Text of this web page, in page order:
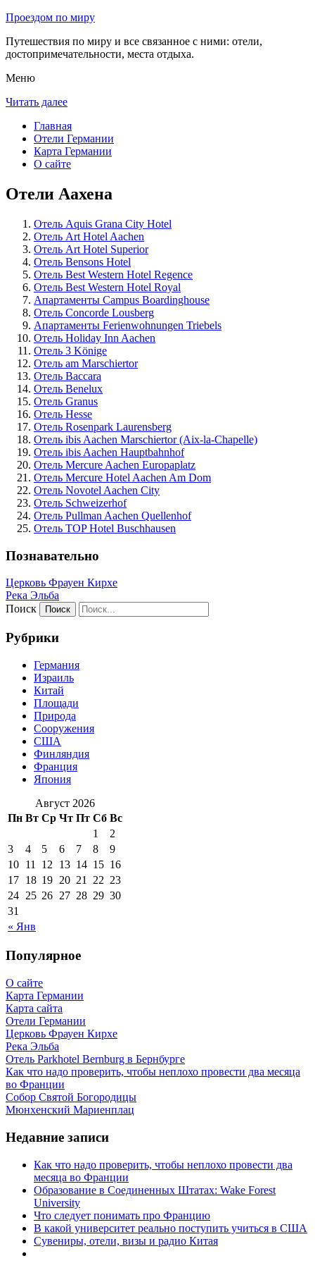
Проездом по миру
Путешествия по миру и все связанное с ними: отели,
достопримечательности, места отдыха.
Меню
Читать далее
Главная
Отели Германии
Карта Германии
О сайте
Отели Аахена
Отель Aquis Grana City Hotel
Отель Art Hotel Aachen
Отель Art Hotel Superior
Отель Bensons Hotel
Отель Best Western Hotel Regence
Отель Best Western Hotel Royal
Апартаменты Campus Boardinghouse
Отель Concorde Lousberg
Апартаменты Ferienwohnungen Triebels
Отель Holiday Inn Aachen
Отель 3 Könige
Отель am Marschiertor
Отель Baccara
Отель Benelux
Отель Granus
Отель Hesse
Отель Rosenpark Laurensberg
Отель ibis Aachen Marschiertor (Aix-la-Chapelle)
Отель ibis Aachen Hauptbahnhof
Отель Mercure Aachen Europaplatz
Отель Mercure Hotel Aachen Am Dom
Отель Novotel Aachen City
Отель Schweizerhof
Отель Pullman Aachen Quellenhof
Отель TOP Hotel Buschhausen
Познавательно
Церковь Фрауен Кирхе
Река Эльба
Поиск
Рубрики
Германия
Израиль
Китай
Площади
Природа
Сооружения
США
Финляндия
Франция
Япония
Август 2026
Пн Вт Ср Чт Пт Сб Вс
« Янв
1
2
3
4 5 6 7 8
9
10 11 12 13 14 15 16
17 18 19 20 21 22 23
24 25 26 27 28 29 30
31
Популярное
О сайте
Карта Германии
Карта сайта
Отели Германии
Церковь Фрауен Кирхе
Река Эльба
Отель Parkhotel Bernburg в Бернбурге
Как что надо проверить, чтобы неплохо провести два месяца
во Франции
Собор Святой Богородицы
Мюнхенский Мариенплац
Недавние записи
Как что надо проверить, чтобы неплохо провести два
месяца во Франции
Образование в Соединенных Штатах: Wake Forest
University
Что следует понимать про Францию
В какой университет реально поступить учиться в США
Сувениры, отели, визы и радио Китая